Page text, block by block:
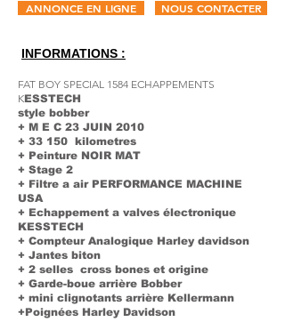
ANNONCE EN LIGNE NOUS CONTACTER
INFORMATIONS :
FAT BOY SPECIAL 1584 ECHAPPEMENTS
KESSTECH
style bobber
+ M E C 23 JUIN 2010
+ 33 150 kilometres
+ Peinture NOIR MAT
+ Stage 2
+ Filtre a air PERFORMANCE MACHINE
USA
+ Echappement a valves électronique
KESSTECH
+ Compteur Analogique Harley davidson
+ Jantes biton
+ 2 selles cross bones et origine
+ Garde-boue arrière Bobber
+ mini clignotants arrière Kellermann
+Poignées Harley Davidson